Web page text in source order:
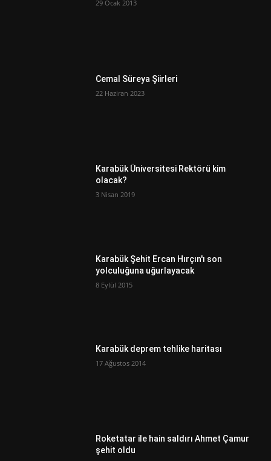
29 Ocak 2013
Cemal Süreya Şiirleri
22 Haziran 2023
Karabük Üniversitesi Rektörü kim
olacak?
3 Nisan 2019
Karabük Şehit Ercan Hırçın'ı son
yolculuğuna uğurlayacak
8 Eylül 2015
Karabük deprem tehlike haritası
17 Ağustos 2014
Roketatar ile hain saldırı Ahmet Çamur
şehit oldu